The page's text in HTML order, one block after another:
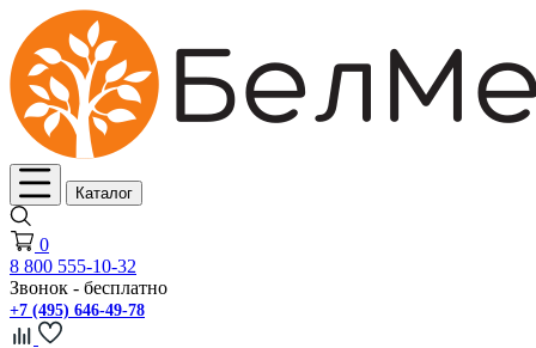
Каталог
0
8 800 555-10-32
Звонок - бесплатно
+7 (495) 646-49-78